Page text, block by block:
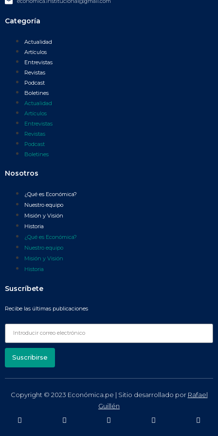
Categoría
Actualidad
Artículos
Entrevistas
Revistas
Podcast
Boletines
Actualidad
Artículos
Entrevistas
Revistas
Podcast
Boletines
Nosotros
¿Qué es Económica?
Nuestro equipo
Misión y Visión
Historia
¿Qué es Económica?
Nuestro equipo
Misión y Visión
Historia
Suscríbete
Recibe las últimas publicaciones
Suscribirse
Copyright © 2023 Económica.pe | Sitio desarrollado por Rafael
Guillén